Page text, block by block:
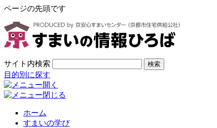
ページの先頭です
サイト内検索 検索
目的別に探す
ホーム
すまいの学び